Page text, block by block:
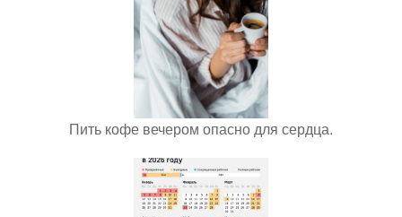
Пить кофе вечером опасно для сердца.